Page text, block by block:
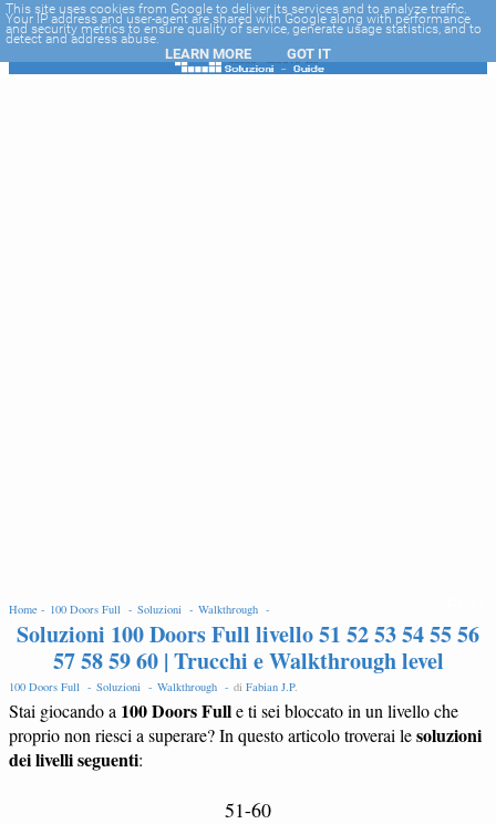
-->
Home - 100 Doors Full - Soluzioni - Walkthrough -
Soluzioni 100 Doors Full livello 51 52 53 54 55 56
57 58 59 60 | Trucchi e Walkthrough level
100 Doors Full - Soluzioni - Walkthrough - di Fabian J.P.
Stai giocando a 100 Doors Fulle ti sei bloccato in un livello che
proprio non riesci a superare? In questo articolo troverai lesoluzioni
dei livelli seguenti:
51-60
This site uses cookies from Google to deliver its services and to analyze traffic.
Your IP address and user-agent are shared with Google along with performance
and security metrics to ensure quality of service, generate usage statistics, and to
detect and address abuse.
LEARN MORE GOT IT